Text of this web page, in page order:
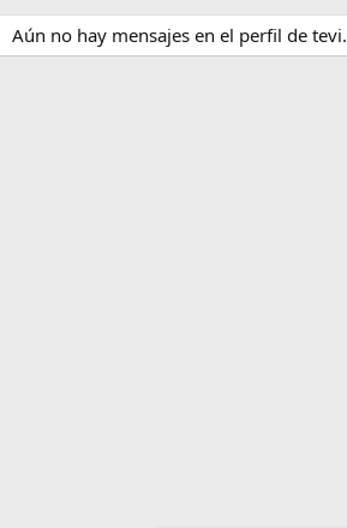
Aún no hay mensajes en el perfil de tevi.